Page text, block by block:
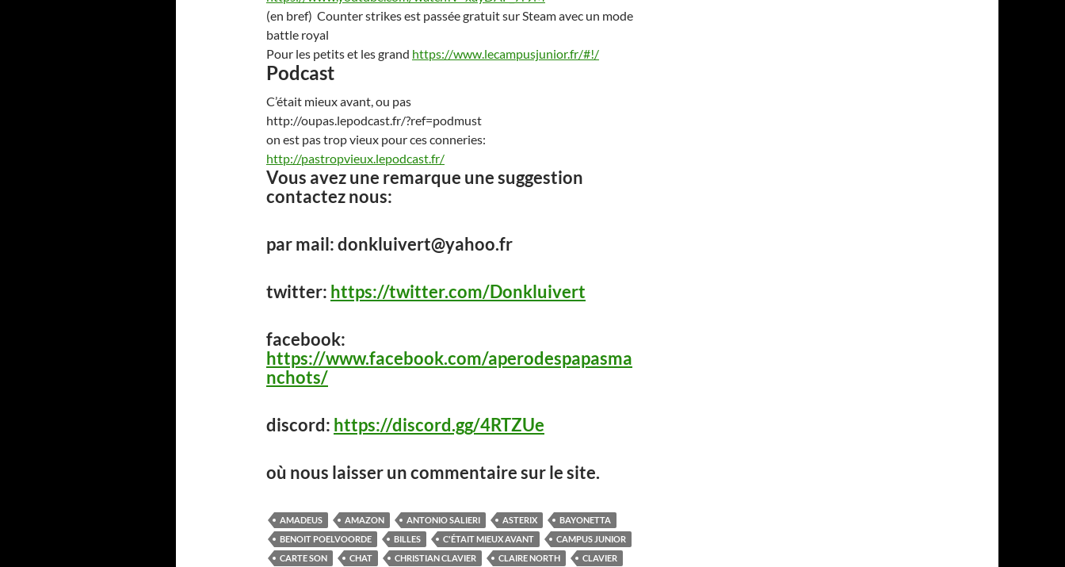
(en bref) Counter strikes est passée gratuit sur Steam avec un mode
battle royal
Pour les petits et les grand https://www.lecampusjunior.fr/#!/
Podcast
C’était mieux avant, ou pas
http://oupas.lepodcast.fr/?ref=podmust
on est pas trop vieux pour ces conneries:
http://pastropvieux.lepodcast.fr/
Vous avez une remarque une suggestion
contactez nous:
par mail: donkluivert@yahoo.fr
twitter: https://twitter.com/Donkluivert
facebook:
https://www.facebook.com/aperodespapasma
nchots/
discord: https://discord.gg/4RTZUe
où nous laisser un commentaire sur le site.
AMADEUS AMAZON ANTONIO SALIERI ASTERIX
BAYONETTA
BENOIT POELVOORDE
BILLES C'ÉTAIT MIEUX AVANT
CAMPUS JUNIOR
CARTE SON
CHAT CHRISTIAN CLAVIER CLAIRE NORTH CLAVIER